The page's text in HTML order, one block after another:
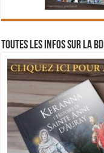
Toutes les infos sur la BD